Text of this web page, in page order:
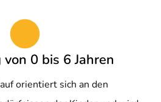
0 bis 6 Jahren
orientiert sich an den